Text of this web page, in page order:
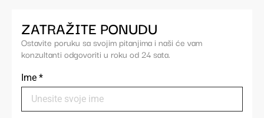
ZATRAŽITE PONUDU
Ostavite poruku sa svojim pitanjima i naši će vam
konzultanti odgovoriti u roku od 24 sata.
Ime *